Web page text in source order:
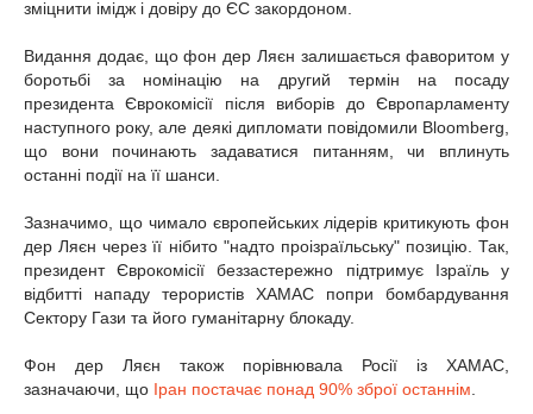
зміцнити імідж і довіру до ЄС закордоном.
Видання додає, що фон дер Ляєн залишається фаворитом у
боротьбі за номінацію на другий термін на посаду
президента Єврокомісії після виборів до Європарламенту
наступного року, але деякі дипломати повідомили Bloomberg,
що вони починають задаватися питанням, чи вплинуть
останні події на її шанси.
Зазначимо, що чимало європейських лідерів критикують фон
дер Ляєн через її нібито "надто проізраїльську" позицію. Так,
президент Єврокомісії беззастережно підтримує Ізраїль у
відбитті нападу терористів ХАМАС попри бомбардування
Сектору Гази та його гуманітарну блокаду.
Фон дер Ляєн також порівнювала Росії із ХАМАС,
зазначаючи, що Іран постачає понад 90% зброї останнім.